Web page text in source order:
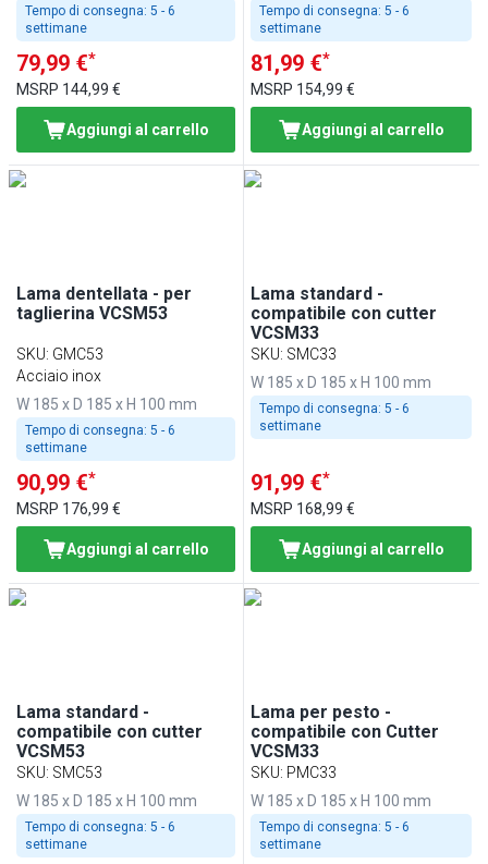
Tempo di consegna: 5 - 6
settimane
79,99 €*
MSRP 144,99 €
Aggiungi al carrello
Tempo di consegna: 5 - 6
settimane
81,99 €*
MSRP 154,99 €
Aggiungi al carrello
Lama dentellata - per
taglierina VCSM53
SKU: GMC53
Acciaio inox
W 185 x D 185 x H 100 mm
Tempo di consegna: 5 - 6
settimane
90,99 €*
MSRP 176,99 €
Aggiungi al carrello
Lama standard -
compatibile con cutter
VCSM33
SKU: SMC33
W 185 x D 185 x H 100 mm
Tempo di consegna: 5 - 6
settimane
91,99 €*
MSRP 168,99 €
Aggiungi al carrello
Lama standard -
compatibile con cutter
VCSM53
SKU: SMC53
W 185 x D 185 x H 100 mm
Tempo di consegna: 5 - 6
settimane
Lama per pesto -
compatibile con Cutter
VCSM33
SKU: PMC33
W 185 x D 185 x H 100 mm
Tempo di consegna: 5 - 6
settimane